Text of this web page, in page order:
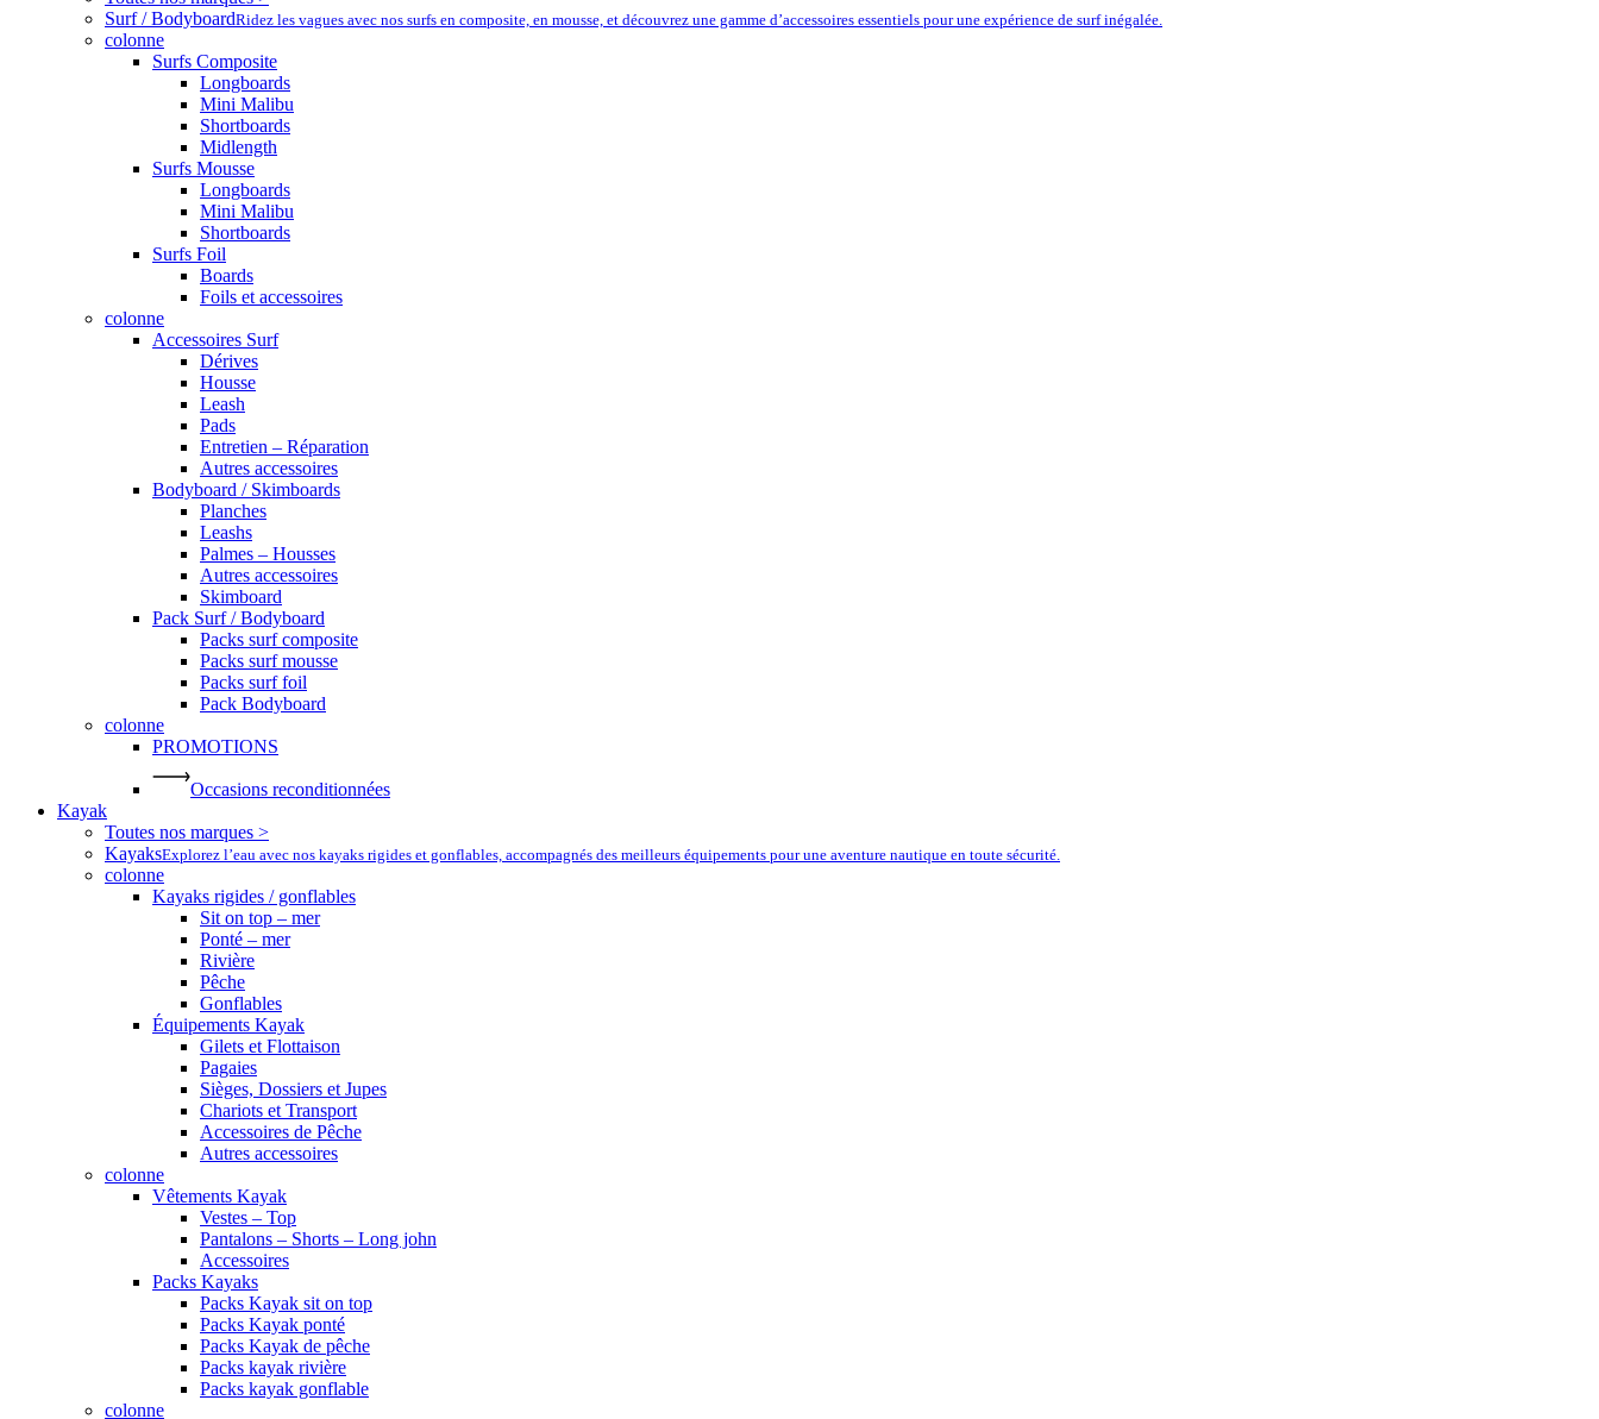
Surf / BodyboardRidez les vagues avec nos surfs en composite, en mousse, et découvrez une gamme d’accessoires essentiels pour une expérience de surf inégalée.
colonne
Surfs Composite
Longboards
Mini Malibu
Shortboards
Midlength
Surfs Mousse
Longboards
Mini Malibu
Shortboards
Surfs Foil
Boards
Foils et accessoires
colonne
Accessoires Surf
Dérives
Housse
Leash
Pads
Entretien – Réparation
Autres accessoires
Bodyboard / Skimboards
Planches
Leashs
Palmes – Housses
Autres accessoires
Skimboard
Pack Surf / Bodyboard
Packs surf composite
Packs surf mousse
Packs surf foil
Pack Bodyboard
colonne
PROMOTIONS
Occasions reconditionnées
Kayak
Toutes nos marques >
KayaksExplorez l’eau avec nos kayaks rigides et gonflables, accompagnés des meilleurs équipements pour une aventure nautique en toute sécurité.
colonne
Kayaks rigides / gonflables
Sit on top – mer
Ponté – mer
Rivière
Pêche
Gonflables
Équipements Kayak
Gilets et Flottaison
Pagaies
Sièges, Dossiers et Jupes
Chariots et Transport
Accessoires de Pêche
Autres accessoires
colonne
Vêtements Kayak
Vestes – Top
Pantalons – Shorts – Long john
Accessoires
Packs Kayaks
Packs Kayak sit on top
Packs Kayak ponté
Packs Kayak de pêche
Packs kayak rivière
Packs kayak gonflable
colonne